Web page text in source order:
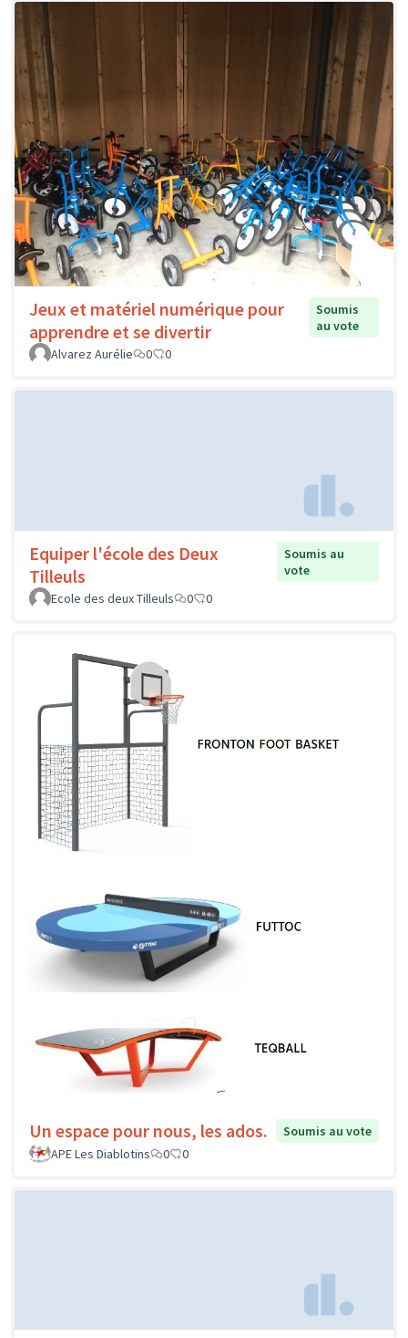
Jeux et matériel numérique pour
apprendre et se divertir
Soumis
au vote
Alvarez Aurélie
0 0
Equiper l'école des Deux
Tilleuls
Soumis au
vote
Ecole des deux Tilleuls
0 0
Un espace pour nous, les ados.
Soumis au vote
APE Les Diablotins
0 0